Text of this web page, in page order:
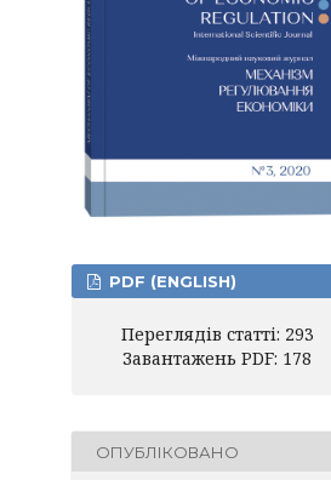
PDF (ENGLISH)
Переглядів статті: 293
Завантажень PDF: 178
ОПУБЛІКОВАНО